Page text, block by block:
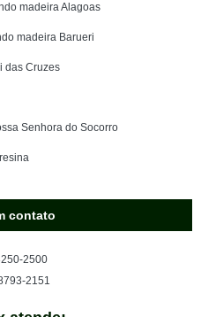
madeira Alagoas
madeira Barueri
das Cruzes
Senhora do Socorro
contato
2500
2151